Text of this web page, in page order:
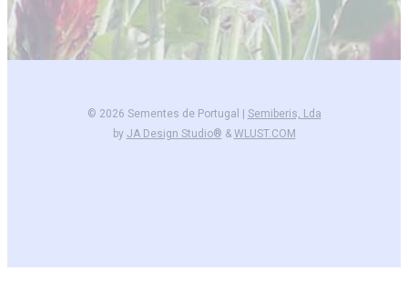
© 2026 Sementes de Portugal | Semiberis, Lda
by JA Design Studio® & WLUST.COM